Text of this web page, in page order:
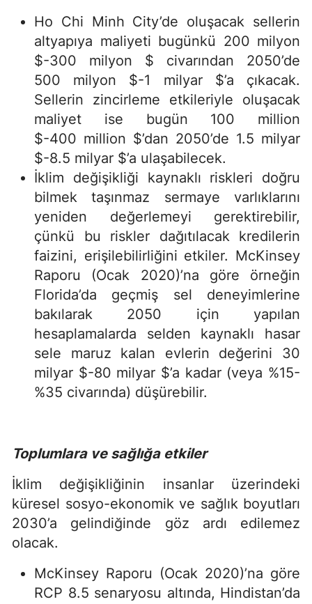
Ho Chi Minh City’de oluşacak sellerin
altyapıya maliyeti bugünkü 200 milyon
$-300 milyon $ civarından 2050’de
500 milyon $-1 milyar $’a çıkacak.
Sellerin zincirleme etkileriyle oluşacak
maliyet ise bugün 100 million
$-400 million $’dan 2050’de 1.5 milyar
$-8.5 milyar $’a ulaşabilecek.
İklim değişikliği kaynaklı riskleri doğru
bilmek taşınmaz sermaye varlıklarını
yeniden değerlemeyi gerektirebilir,
çünkü bu riskler dağıtılacak kredilerin
faizini, erişilebilirliğini etkiler. McKinsey
Raporu (Ocak 2020)’na göre örneğin
Florida’da geçmiş sel deneyimlerine
bakılarak 2050 için yapılan
hesaplamalarda selden kaynaklı hasar
sele maruz kalan evlerin değerini 30
milyar $-80 milyar $’a kadar (veya %15-
%35 civarında) düşürebilir.
Toplumlara ve sağlığa etkiler
İklim değişikliğinin insanlar üzerindeki
küresel sosyo-ekonomik ve sağlık boyutları
2030’a gelindiğinde göz ardı edilemez
olacak.
McKinsey Raporu (Ocak 2020)’na göre
RCP 8.5 senaryosu altında, Hindistan’da